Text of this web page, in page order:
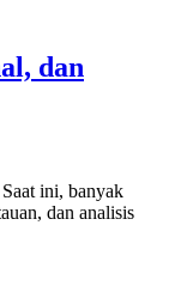
dan
ini, banyak
dan analisis